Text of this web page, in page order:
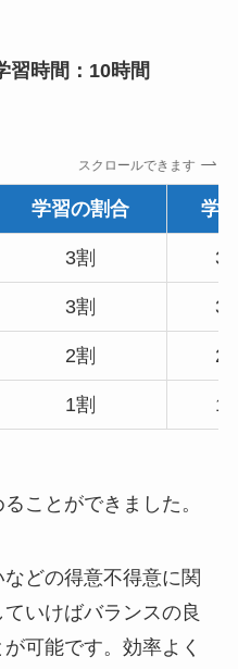
習時間：10時間
スクロールできます
学習の割合 学
3割 3
3割 3
2割 2
1割 1
ことができました。
どの得意不得意に関
いけばバランスの良
可能です。効率よく